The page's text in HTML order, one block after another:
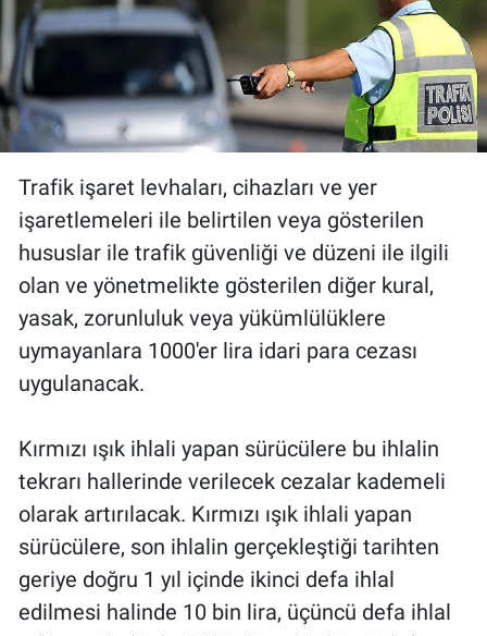
Trafik işaret levhaları, cihazları ve yer
işaretlemeleri ile belirtilen veya gösterilen
hususlar ile trafik güvenliği ve düzeni ile ilgili
olan ve yönetmelikte gösterilen diğer kural,
yasak, zorunluluk veya yükümlülüklere
uymayanlara 1000'er lira idari para cezası
uygulanacak.
Kırmızı ışık ihlali yapan sürücülere bu ihlalin
tekrarı hallerinde verilecek cezalar kademeli
olarak artırılacak. Kırmızı ışık ihlali yapan
sürücülere, son ihlalin gerçekleştiği tarihten
geriye doğru 1 yıl içinde ikinci defa ihlal
edilmesi halinde 10 bin lira, üçüncü defa ihlal